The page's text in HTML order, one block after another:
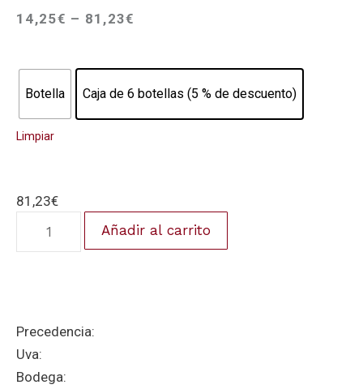
14,25€ – 81,23€
Botella Caja de 6 botellas (5 % de descuento)
Limpiar
81,23€
Añadir al carrito
Precedencia:
Uva:
Bodega: